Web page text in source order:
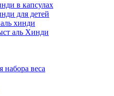
в капсулах
для детей
хинди
аль Хинди
набора веса